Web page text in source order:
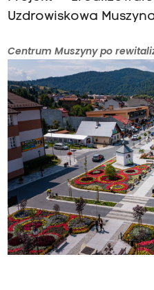
Uzdrowiskowa
Centrum Muszyny po